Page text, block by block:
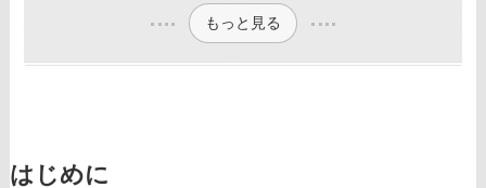
もっと見る
はじめに